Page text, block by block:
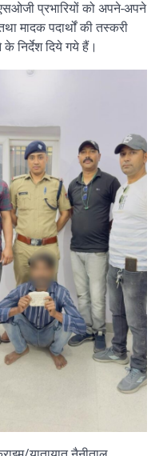
एसओजी प्रभारियों को अपने-अपने
मादक पदार्थों की तस्करी
निर्देश दिये गये हैं।